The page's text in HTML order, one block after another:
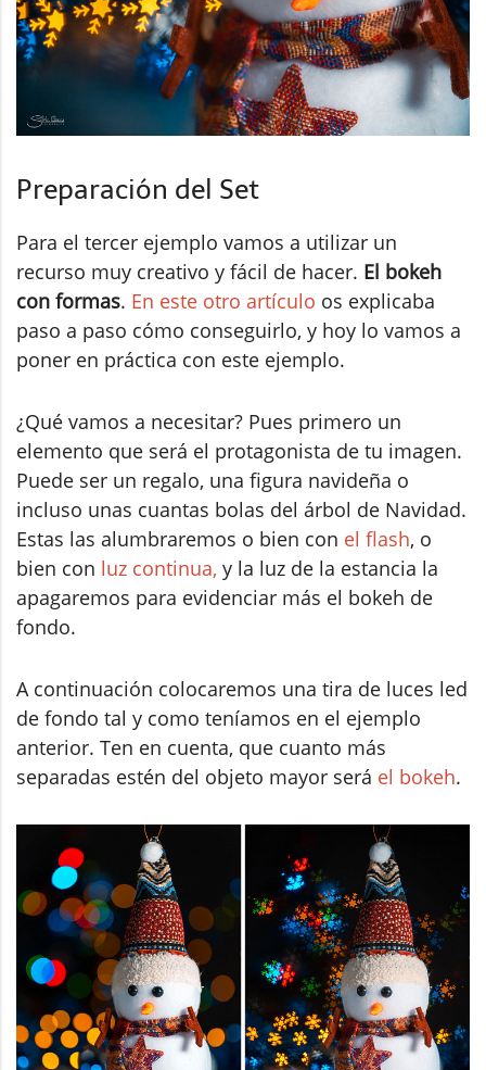
Preparación del Set
Para el tercer ejemplo vamos a utilizar un
recurso muy creativo y fácil de hacer. El bokeh
con formas. En este otro artículo os explicaba
paso a paso cómo conseguirlo, y hoy lo vamos a
poner en práctica con este ejemplo.
¿Qué vamos a necesitar? Pues primero un
elemento que será el protagonista de tu imagen.
Puede ser un regalo, una figura navideña o
incluso unas cuantas bolas del árbol de Navidad.
Estas las alumbraremos o bien con el flash, o
bien con luz continua, y la luz de la estancia la
apagaremos para evidenciar más el bokeh de
fondo.
A continuación colocaremos una tira de luces led
de fondo tal y como teníamos en el ejemplo
anterior. Ten en cuenta, que cuanto más
separadas estén del objeto mayor será el bokeh.